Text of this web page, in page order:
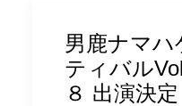
男鹿ナマ
ティバル
８ 出演決定